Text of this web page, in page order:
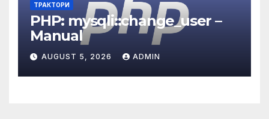
ТРАКТОРИ
PHP: mysqli::change_user –
Manual
AUGUST 5, 2026 ADMIN